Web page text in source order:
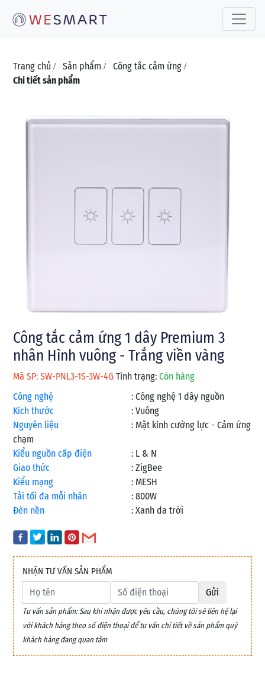
Trang chủ / Sản phẩm / Công tắc cảm ứng /
Chi tiết sản phẩm
Công tắc cảm ứng 1 dây Premium 3
nhân Hình vuông - Trắng viền vàng
Mã SP: SW-PNL3-1S-3W-4G Tình trạng: Còn hàng
Công nghệ
: Công nghệ 1 dây nguồn
Kích thước
: Vuông
Nguyên liệu
: Mặt kính cường lực - Cảm ứng
chạm
Kiểu nguồn cấp điện
: L & N
Giao thức
: ZigBee
Kiểu mạng
: MESH
Tải tối đa mỗi nhân
: 800W
Đèn nền
: Xanh da trời
NHẬN TƯ VẤN SẢN PHẨM
Gửi
Tư vấn sản phẩm: Sau khi nhận được yêu cầu, chúng tôi sẽ liên hệ lại
với khách hàng theo số điện thoại để tư vấn chi tiết về sản phẩm quý
khách hàng đang quan tâm